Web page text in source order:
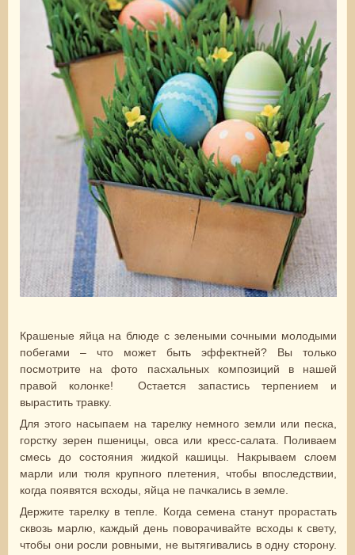
Крашеные яйца на блюде с зелеными сочными молодыми
побегами – что может быть эффектней? Вы только
посмотрите на фото пасхальных композиций в нашей
правой колонке! Остается запастись терпением и
вырастить травку.
Для этого насыпаем на тарелку немного земли или песка,
горстку зерен пшеницы, овса или кресс-салата. Поливаем
смесь до состояния жидкой кашицы. Накрываем слоем
марли или тюля крупного плетения, чтобы впоследствии,
когда появятся всходы, яйца не пачкались в земле.
Держите тарелку в тепле. Когда семена станут прорастать
сквозь марлю, каждый день поворачивайте всходы к свету,
чтобы они росли ровными, не вытягивались в одну сторону.